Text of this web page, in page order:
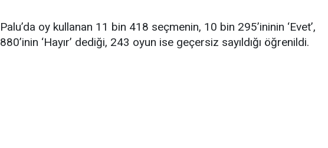
Palu’da oy kullanan 11 bin 418 seçmenin, 10 bin 295’ininin ‘Evet’,
880’inin ‘Hayır’ dediği, 243 oyun ise geçersiz sayıldığı öğrenildi.